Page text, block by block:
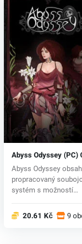
Abyss Odyssey (PC)
key
Abyss Odyssey
propracovaný
systém s možností
20.61 Kč 9